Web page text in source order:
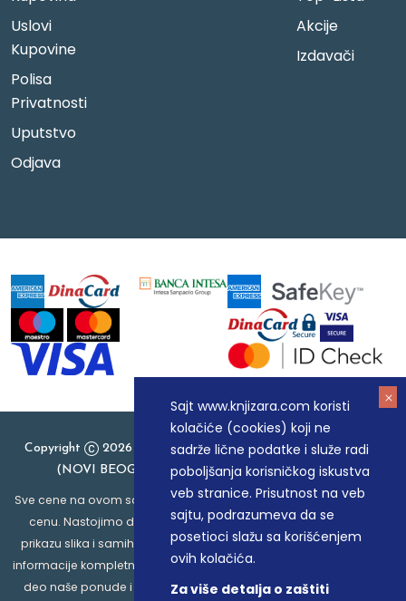
Sajt www.knjizara.com koristi
kolačiće (cookies) koji ne
sadrže lične podatke i služe radi
poboljšanja korisničkog iskustva
veb stranice. Prisutnost na veb
sajtu, podrazumeva da se
posetioci slažu sa korišćenjem
ovih kolačića.
Za više detalja o zaštiti
Uslovi
Kupovine
Polisa
Privatnosti
Uputstvo
Odjava
Akcije
Izdavači
Copyright
2026 Knjizara.com - MAKART DOO BEOGRAD
(NOVI BEOGRAD), PIB: 105184104, MB: 20337524
Sve cene na ovom sajtu iskazane su u dinarima. PDV je uračunat u
cenu. Nastojimo da budemo što precizniji u opisu proizvoda,
prikazu slika i samih cena, ali ne možemo garantovati da su sve
informacije kompletne i bez grešaka. Svi artikli prikazani na sajtu su
deo naše ponude i ne podrazumeva da su dostupni u svakom